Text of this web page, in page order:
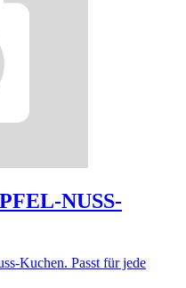
NUSS-
Kuchen. Passt für jede